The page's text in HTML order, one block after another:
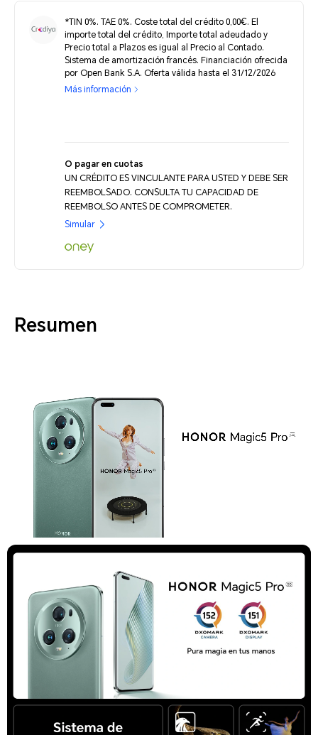
*TIN 0%. TAE 0%. Coste total del crédito 0,00€. El
importe total del crédito, Importe total adeudado y
Precio total a Plazos es igual al Precio al Contado.
Sistema de amortización francés. Financiación ofrecida
por Open Bank S.A. Oferta válida hasta el 31/12/2026
Más información
O pagar en cuotas
UN CRÉDITO ES VINCULANTE PARA USTED Y DEBE SER
REEMBOLSADO. CONSULTA TU CAPACIDAD DE
REEMBOLSO ANTES DE COMPROMETER.
Simular
Resumen